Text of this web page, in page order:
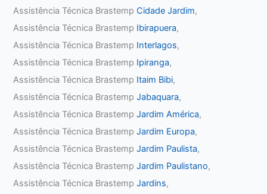
Assistência Técnica BrastempCidade Jardim,
Assistência Técnica Brastemp Ibirapuera,
Assistência Técnica Brastemp Interlagos,
Assistência Técnica Brastemp Ipiranga,
Assistência Técnica Brastemp Itaim Bibi,
Assistência Técnica BrastempJabaquara,
Assistência Técnica BrastempJardim América,
Assistência Técnica BrastempJardim Europa,
Assistência Técnica BrastempJardim Paulista,
Assistência Técnica BrastempJardim Paulistano,
Assistência Técnica BrastempJardins,